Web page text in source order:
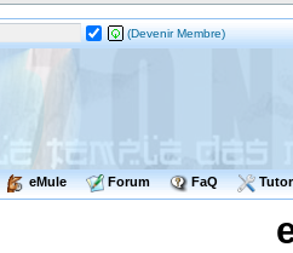
(Devenir Membre)
eMule Forum FaQ